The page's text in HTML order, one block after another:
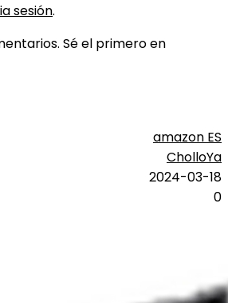
sesión.
Sé el primero en
amazon ES
CholloYa
2024-03-18
0